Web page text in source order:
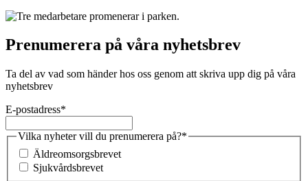
Prenumerera på våra nyhetsbrev
Ta del av vad som händer hos oss genom att skriva upp dig på våra
nyhetsbrev
E-postadress*
Vilka nyheter vill du prenumerera på?*
Äldreomsorgsbrevet
Sjukvårdsbrevet